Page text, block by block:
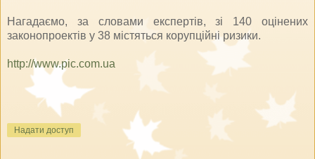
Нагадаємо, за словами експертів, зі 140 оцінених
законопроектів у 38 містяться корупційні ризики.
http://www.pic.com.ua
Надати доступ